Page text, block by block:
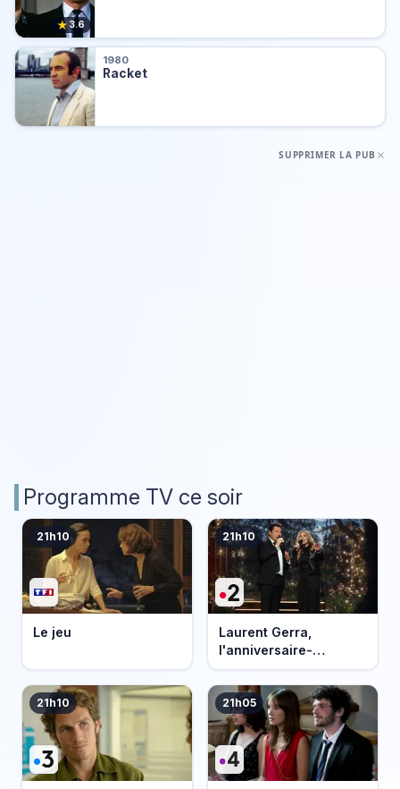
★3.6
1980
Racket
SUPPRIMER LA PUB
Programme TV ce soir
21h10
Le jeu
21h10
Laurent Gerra,
l'anniversaire-
événement
21h10 21h05